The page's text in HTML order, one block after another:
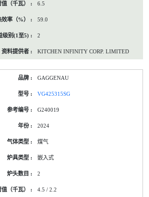
6.5
59.0
2
KITCHEN INFINITY CORP. LIMITED
GAGGENAU
VG425315SG
G240019
2024
煤气
嵌入式
2
4.5 / 2.2